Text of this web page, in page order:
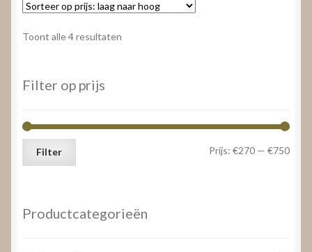
Toont alle 4 resultaten
Filter op prijs
Min.
Max.
Filter Prijs: €270 — €750
Productcategorieën